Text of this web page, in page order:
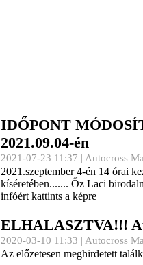
IDŐPONT
2021.09.04-én
2021-07-23 11:37 | Autocross
2021.szeptember 4-én 14 órai
kíséretében....... Őz Laci
infóért kattints a képre
ELHALASZTVA!!!
2020-03-10 11:33 | Autocross
Az előzetesen meghirdetett